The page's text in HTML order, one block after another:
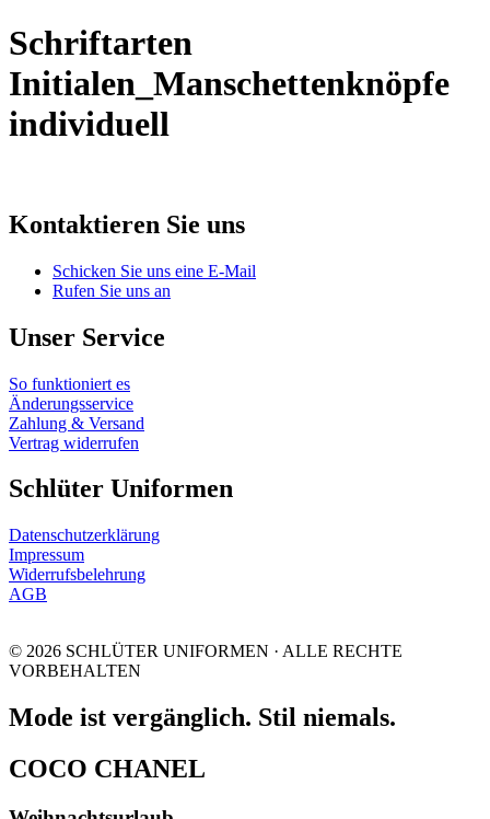
Schriftarten
Initialen_Manschettenknöpfe
individuell
Kontaktieren Sie uns
Schicken Sie uns eine E-Mail
Rufen Sie uns an
Unser Service
So funktioniert es
Änderungsservice
Zahlung & Versand
Vertrag widerrufen
Schlüter Uniformen
Datenschutzerklärung
Impressum
Widerrufsbelehrung
AGB
© 2026 SCHLÜTER UNIFORMEN · ALLE RECHTE
VORBEHALTEN
Mode ist vergänglich. Stil niemals.
COCO CHANEL